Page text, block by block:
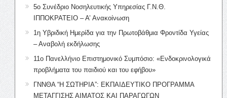
5ο Συνέδριο Νοσηλευτικής Υπηρεσίας Γ.Ν.Θ.
ΙΠΠΟΚΡΑΤΕΙΟ – Α’ Ανακοίνωση
1η Υβριδική Ημερίδα για την Πρωτοβάθμια Φροντίδα Υγείας
– Αναβολή εκδήλωσης
11ο Πανελλήνιο Επιστημονικό Συμπόσιο: «Ενδοκρινολογικά
προβλήματα του παιδιού και του εφήβου»
ΓΝΝΘΑ “Η ΣΩΤΗΡΙΑ”: ΕΚΠΑΙΔΕΥΤΙΚΟ ΠΡΟΓΡΑΜΜΑ
ΜΕΤΑΓΓΙΣΗΣ ΑΙΜΑΤΟΣ ΚΑΙ ΠΑΡΑΓΩΓΩΝ